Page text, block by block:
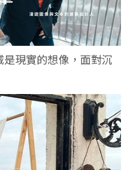
是現實的想像，面對沉